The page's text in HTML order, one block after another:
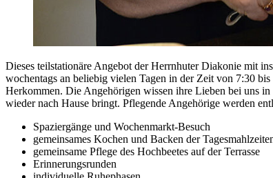
Dieses teilstationäre Angebot der Herrnhuter Diakonie mit
wochentags an beliebig vielen Tagen in der Zeit von 7:30
Herkommen. Die Angehörigen wissen ihre Lieben bei uns
wieder nach Hause bringt. Pflegende Angehörige werden
Spaziergänge und Wochenmarkt-Besuch
gemeinsames Kochen und Backen der
gemeinsame Pflege des Hochbeetes auf der Terrasse
Erinnerungsrunden